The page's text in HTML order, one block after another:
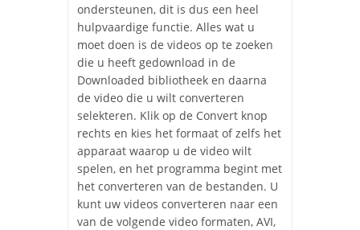
ondersteunen, dit is dus een heel
hulpvaardige functie. Alles wat u
moet doen is de videos op te zoeken
die u heeft gedownload in de
Downloaded bibliotheek en daarna
de video die u wilt converteren
selekteren. Klik op de Convert knop
rechts en kies het formaat of zelfs het
apparaat waarop u de video wilt
spelen, en het programma begint met
het converteren van de bestanden. U
kunt uw videos converteren naar een
van de volgende video formaten, AVI,